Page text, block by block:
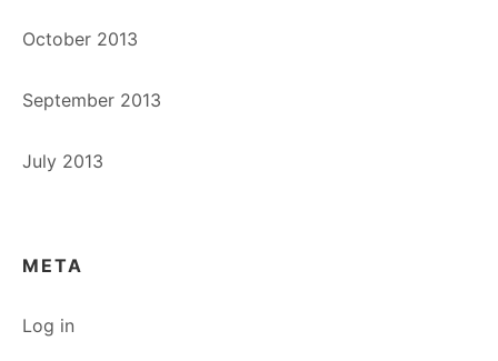
October 2013
September 2013
July 2013
META
Log in